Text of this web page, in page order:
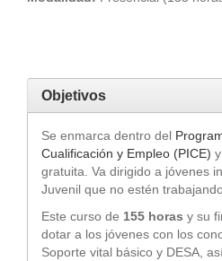
Objetivos
Se enmarca dentro del
Cualificación y Empleo (PICE)
gratuita. Va dirigido a jóvenes
Juvenil que no estén
Este curso de 155 horas y su
dotar a los jóvenes con los
Soporte vital básico y DESA,